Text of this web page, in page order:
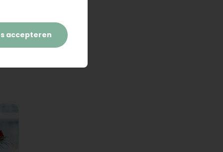
accepteren